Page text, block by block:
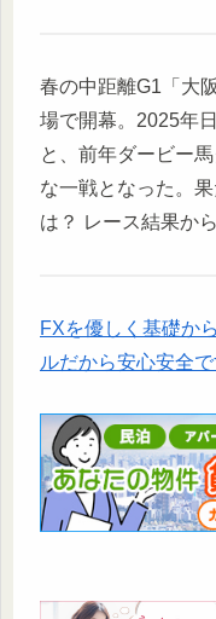
春の中距離G1「大
場で開幕。2025年
と、前年ダービー
な一戦となった。
は？ レース結果か
FXを優しく基礎か
ルだから安心安全